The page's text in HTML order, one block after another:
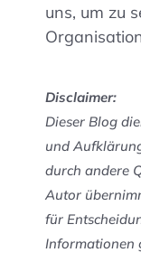
uns, um zu
Disclaimer:
Dieser Blog
und
durch andere
Autor
für
Informationen